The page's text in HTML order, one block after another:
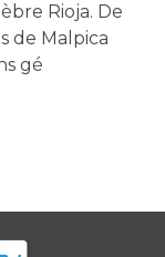
Rioja. De
de Malpica
gé